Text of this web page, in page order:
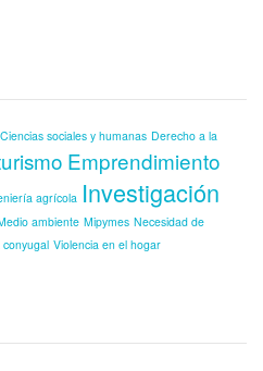
Ciencias sociales y humanas Derecho a la
Emprendimiento
agrícola Investigación
ambiente Mipymes Necesidad de
conyugal Violencia en el hogar